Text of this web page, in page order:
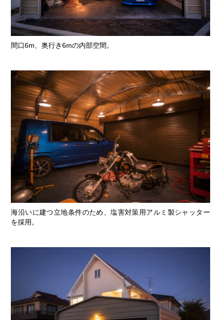
間口6m、奥行き6mの内部空間。
海沿いに建つ立地条件のため、塩害対策用アルミ製シャッター
を採用。